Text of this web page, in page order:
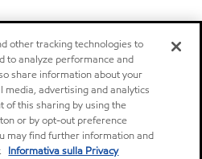
other tracking technologies to
to analyze performance and
share information about your
media, advertising and analytics
of this sharing by using the
or by opt-out preference
may find further information and
Informativa sulla Privacy